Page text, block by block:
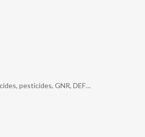
pesticides, GNR, DEF…